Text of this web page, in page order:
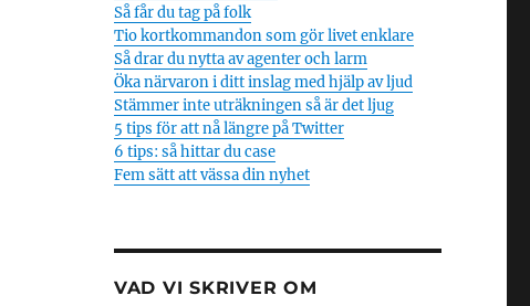
Så får du tag på folk
Tio kortkommandon som gör livet enklare
Så drar du nytta av agenter och larm
Öka närvaron i ditt inslag med hjälp av ljud
Stämmer inte uträkningen så är det ljug
5 tips för att nå längre på Twitter
6 tips: så hittar du case
Fem sätt att vässa din nyhet
VAD VI SKRIVER OM